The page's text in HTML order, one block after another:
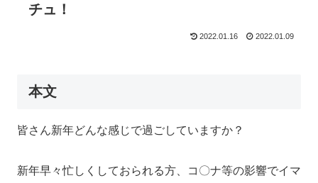
チュ！
2022.01.16 2022.01.09
本文
皆さん新年どんな感じで過ごしていますか？
新年早々忙しくしておられる方、コ〇ナ等の影響でイマ